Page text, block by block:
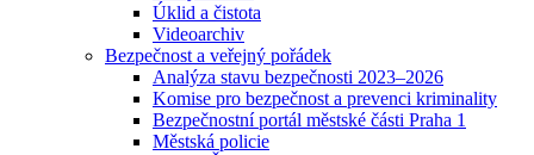
Úklid a čistota
Videoarchiv
Bezpečnost a veřejný pořádek
Analýza stavu bezpečnosti 2023–2026
Komise pro bezpečnost a prevenci kriminality
Bezpečnostní portál městské části Praha 1
Městská policie